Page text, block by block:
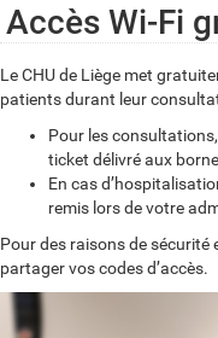
Accès Wi-Fi
Le CHU de Liège met
patients durant leur
Pour les
ticket délivré aux
En cas
remis lors de votre
Pour des raisons de sécurité
partager vos codes d’accès.